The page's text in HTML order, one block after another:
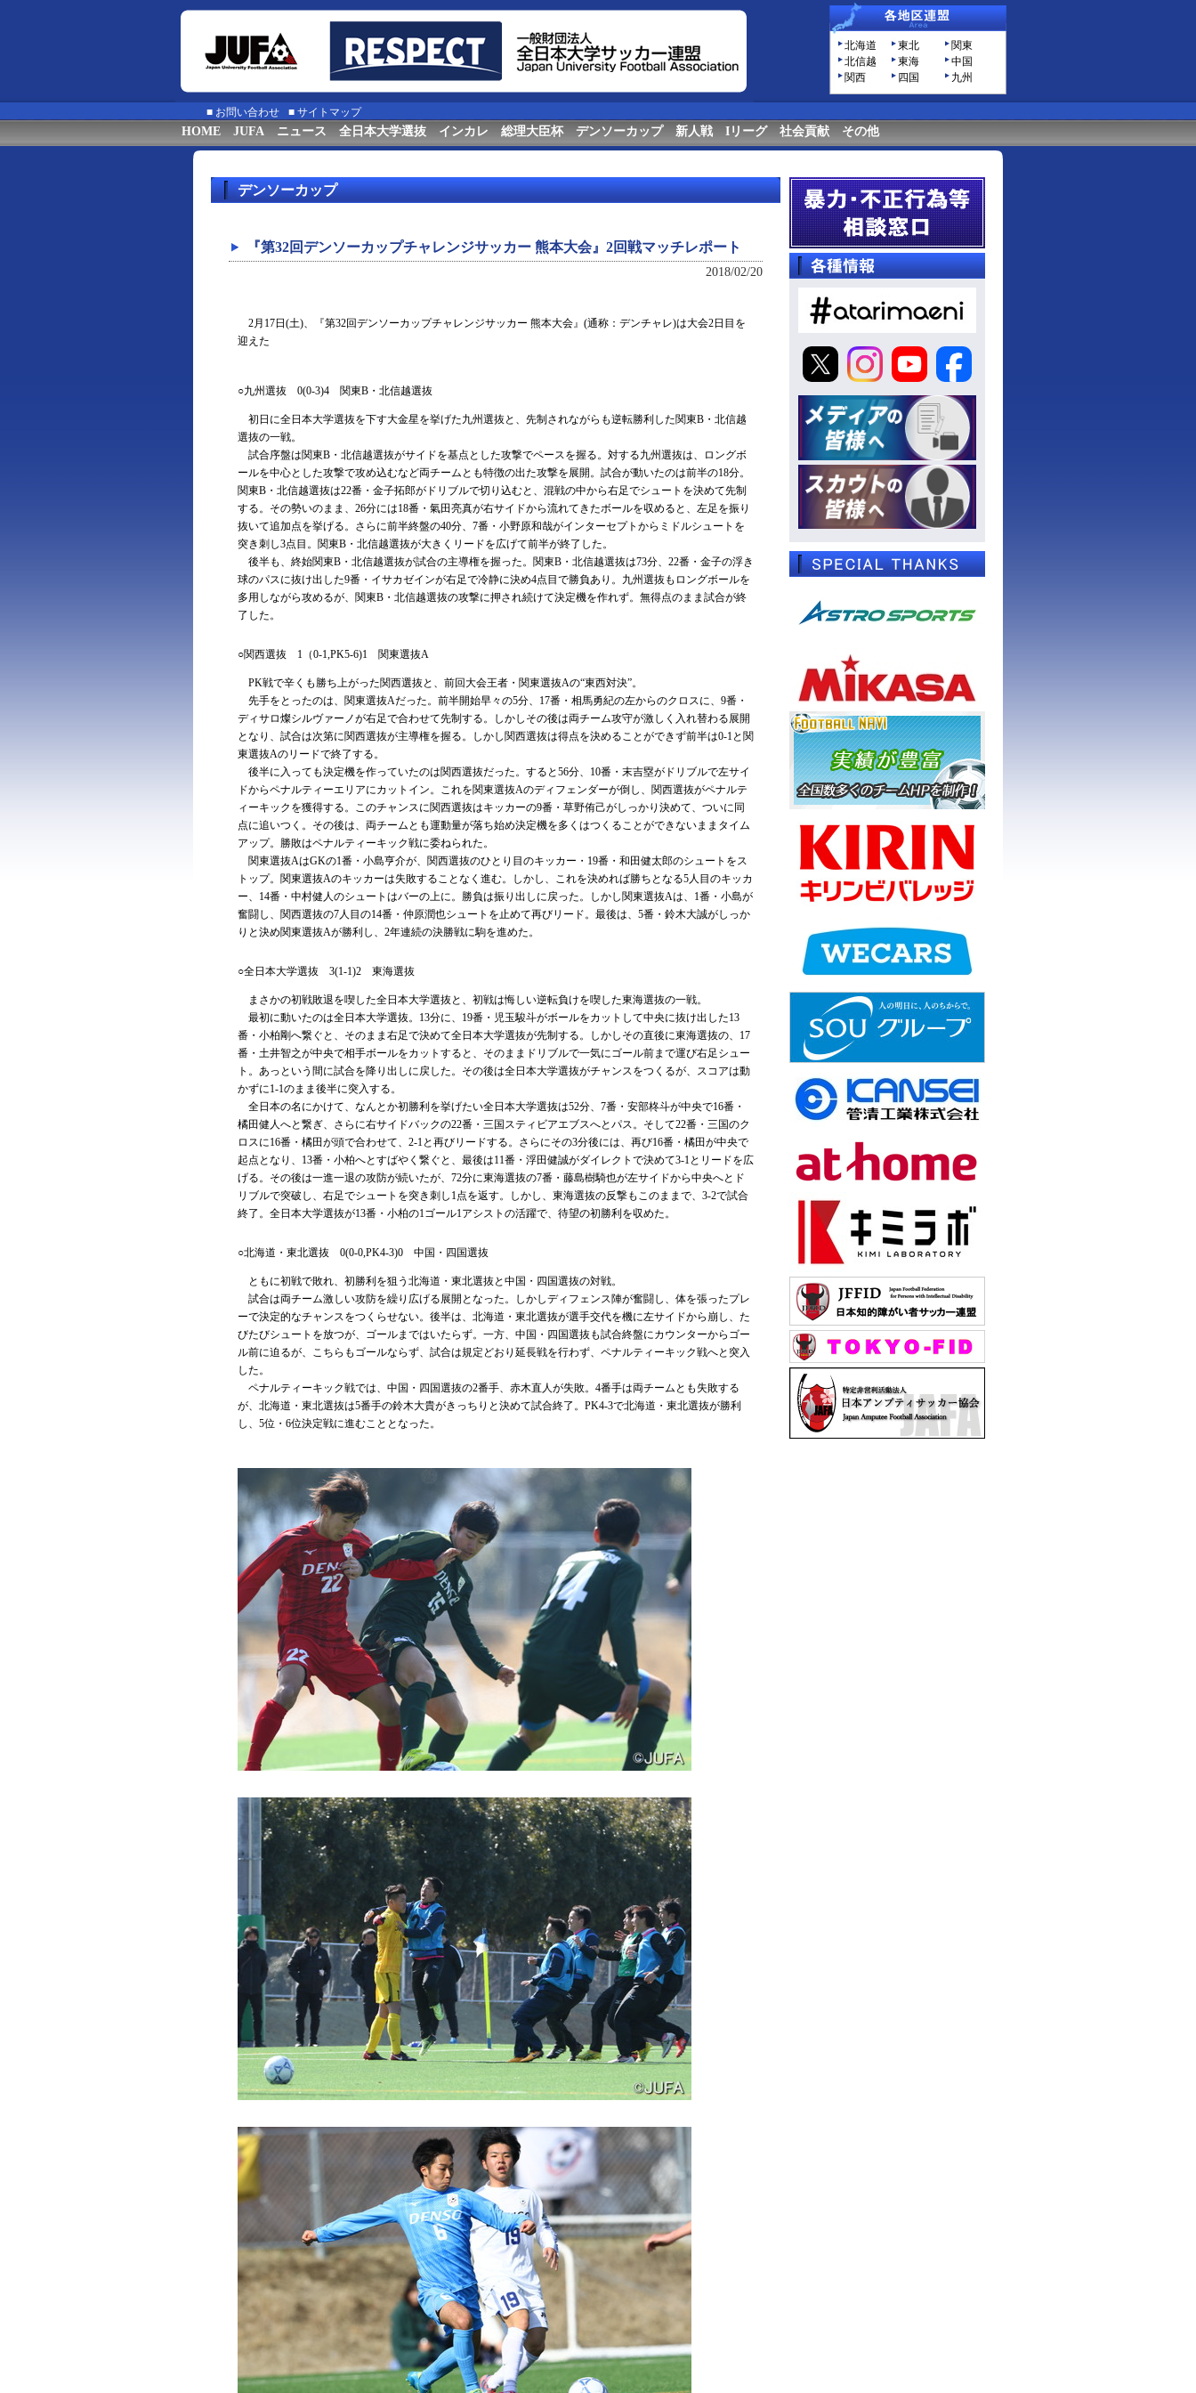
北海道 東北
関東
北信越
東海
中国
関西
四国 九州
■ お問い合わせ ■ サイトマップ
HOME JUFA ニュース 全日本大学選抜 インカレ 総理大臣杯 デンソーカップ 新人戦 Iリーグ 社会貢献 その他
デンソーカップ
『第32回デンソーカップチャレンジサッカー 熊本大会』2回戦マッチレポート
2018/02/20
2月17日(土)、『第32回デンソーカップチャレンジサッカー 熊本大会』(通称：デンチャレ)は大会2日目を
迎えた
○九州選抜 0(0-3)4 関東B・北信越選抜
初日に全日本大学選抜を下す大金星を挙げた九州選抜と、先制されながらも逆転勝利した関東B・北信越
選抜の一戦。
試合序盤は関東B・北信越選抜がサイドを基点とした攻撃でペースを握る。対する九州選抜は、ロングボ
ールを中心とした攻撃で攻め込むなど両チームとも特徴の出た攻撃を展開。試合が動いたのは前半の18分。
関東B・北信越選抜は22番・金子拓郎がドリブルで切り込むと、混戦の中から右足でシュートを決めて先制
する。その勢いのまま、26分には18番・氣田亮真が右サイドから流れてきたボールを収めると、左足を振り
抜いて追加点を挙げる。さらに前半終盤の40分、7番・小野原和哉がインターセプトからミドルシュートを
突き刺し3点目。関東B・北信越選抜が大きくリードを広げて前半が終了した。
後半も、終始関東B・北信越選抜が試合の主導権を握った。関東B・北信越選抜は73分、22番・金子の浮き
球のパスに抜け出した9番・イサカゼインが右足で冷静に決め4点目で勝負あり。九州選抜もロングボールを
多用しながら攻めるが、関東B・北信越選抜の攻撃に押され続けて決定機を作れず。無得点のまま試合が終
了した。
○関西選抜 1（0-1,PK5-6)1 関東選抜A
PK戦で辛くも勝ち上がった関西選抜と、前回大会王者・関東選抜Aの“東西対決”。
先手をとったのは、関東選抜Aだった。前半開始早々の5分、17番・相馬勇紀の左からのクロスに、9番・
ディサロ燦シルヴァーノが右足で合わせて先制する。しかしその後は両チーム攻守が激しく入れ替わる展開
となり、試合は次第に関西選抜が主導権を握る。しかし関西選抜は得点を決めることができず前半は0-1と関
東選抜Aのリードで終了する。
後半に入っても決定機を作っていたのは関西選抜だった。すると56分、10番・末吉塁がドリブルで左サイ
ドからペナルティーエリアにカットイン。これを関東選抜Aのディフェンダーが倒し、関西選抜がペナルテ
ィーキックを獲得する。このチャンスに関西選抜はキッカーの9番・草野侑己がしっかり決めて、ついに同
点に追いつく。その後は、両チームとも運動量が落ち始め決定機を多くはつくることができないままタイム
アップ。勝敗はペナルティーキック戦に委ねられた。
関東選抜AはGKの1番・小島亨介が、関西選抜のひとり目のキッカー・19番・和田健太郎のシュートをス
トップ。関東選抜Aのキッカーは失敗することなく進む。しかし、これを決めれば勝ちとなる5人目のキッカ
ー、14番・中村健人のシュートはバーの上に。勝負は振り出しに戻った。しかし関東選抜Aは、1番・小島が
奮闘し、関西選抜の7人目の14番・仲原潤也シュートを止めて再びリード。最後は、5番・鈴木大誠がしっか
りと決め関東選抜Aが勝利し、2年連続の決勝戦に駒を進めた。
○全日本大学選抜 3(1-1)2 東海選抜
まさかの初戦敗退を喫した全日本大学選抜と、初戦は悔しい逆転負けを喫した東海選抜の一戦。
最初に動いたのは全日本大学選抜。13分に、19番・児玉駿斗がボールをカットして中央に抜け出した13
番・小柏剛へ繋ぐと、そのまま右足で決めて全日本大学選抜が先制する。しかしその直後に東海選抜の、17
番・土井智之が中央で相手ボールをカットすると、そのままドリブルで一気にゴール前まで運び右足シュー
ト。あっという間に試合を降り出しに戻した。その後は全日本大学選抜がチャンスをつくるが、スコアは動
かずに1-1のまま後半に突入する。
全日本の名にかけて、なんとか初勝利を挙げたい全日本大学選抜は52分、7番・安部柊斗が中央で16番・
橘田健人へと繋ぎ、さらに右サイドバックの22番・三国スティビアエブスへとパス。そして22番・三国のク
ロスに16番・橘田が頭で合わせて、2-1と再びリードする。さらにその3分後には、再び16番・橘田が中央で
起点となり、13番・小柏へとすばやく繋ぐと、最後は11番・浮田健誠がダイレクトで決めて3-1とリードを広
げる。その後は一進一退の攻防が続いたが、72分に東海選抜の7番・藤島樹騎也が左サイドから中央へとド
リブルで突破し、右足でシュートを突き刺し1点を返す。しかし、東海選抜の反撃もこのままで、3-2で試合
終了。全日本大学選抜が13番・小柏の1ゴール1アシストの活躍で、待望の初勝利を収めた。
○北海道・東北選抜 0(0-0,PK4-3)0 中国・四国選抜
ともに初戦で敗れ、初勝利を狙う北海道・東北選抜と中国・四国選抜の対戦。
試合は両チーム激しい攻防を繰り広げる展開となった。しかしディフェンス陣が奮闘し、体を張ったプレ
ーで決定的なチャンスをつくらせない。後半は、北海道・東北選抜が選手交代を機に左サイドから崩し、た
びたびシュートを放つが、ゴールまではいたらず。一方、中国・四国選抜も試合終盤にカウンターからゴー
ル前に迫るが、こちらもゴールならず、試合は規定どおり延長戦を行わず、ペナルティーキック戦へと突入
した。
ペナルティーキック戦では、中国・四国選抜の2番手、赤木直人が失敗。4番手は両チームとも失敗する
が、北海道・東北選抜は5番手の鈴木大貴がきっちりと決めて試合終了。PK4-3で北海道・東北選抜が勝利
し、5位・6位決定戦に進むこととなった。